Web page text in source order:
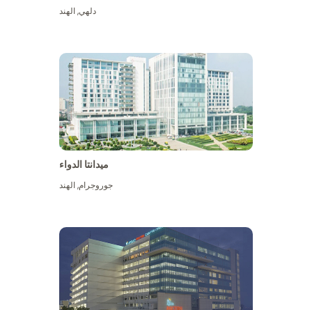
دلهي,الهند
ميدانتا الدواء
جوروجرام,الهند